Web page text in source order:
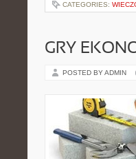
CATEGORIES:
GRY
POSTED BY ADMIN